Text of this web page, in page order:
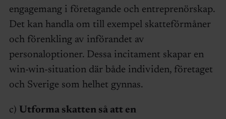
engagemang i företagande och entreprenörskap.
Det kan handla om till exempel skatteförmåner
och förenkling av införandet av
personaloptioner. Dessa incitament skapar en
win-win-situation där både individen, företaget
och Sverige som helhet gynnas.
c) Utforma skatten så att en